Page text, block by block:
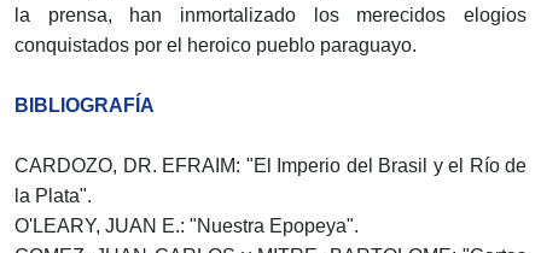
la prensa, han inmortalizado los merecidos elogios
conquistados por el heroico pueblo paraguayo.
BIBLIOGRAFÍA
CARDOZO, DR. EFRAIM: "El Imperio del Brasil y el Río de
la Plata".
O'LEARY, JUAN E.: "Nuestra Epopeya".